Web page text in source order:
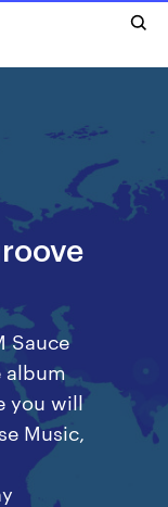
Sauce
album
you will
Music,